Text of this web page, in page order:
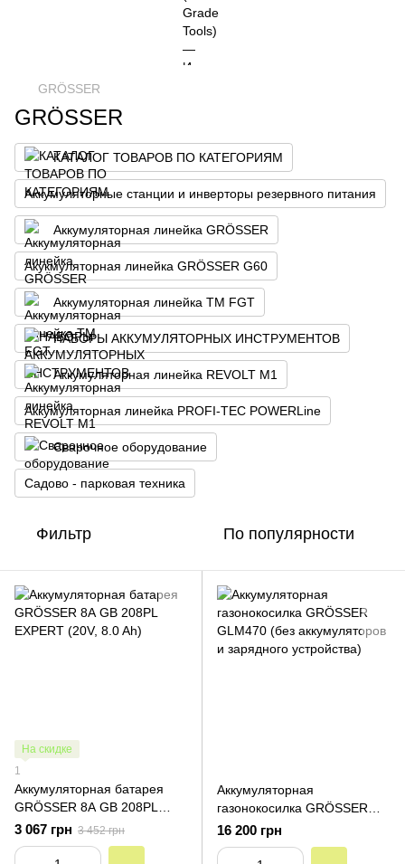
GRÖSSER
GRÖSSER
КАТАЛОГ ТОВАРОВ ПО КАТЕГОРИЯМ
Аккумуляторные станции и инверторы резервного питания
Аккумуляторная линейка GRÖSSER
Акукмуляторная линейка GRÖSSER G60
Аккумуляторная линейка ТМ FGT
НАБОРЫ АККУМУЛЯТОРНЫХ ИНСТРУМЕНТОВ
Аккумуляторная линейка REVOLT М1
Аккумуляторная линейка PROFI-TEC POWERLine
Сварочное оборудование
Садово - парковая техника
Фильтр По популярности
На скидке
1
Аккумуляторная батарея
GRÖSSER 8А GB 208PL
EXPERT (20V, 8.0 Ah)
3 067 грн 3 452 грн
Аккумуляторная
газонокосилка GRÖSSER
GLM470 (без аккумуляторов
и зарядного устройства)
16 200 грн